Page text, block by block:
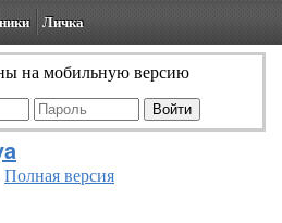
Личка
на мобильную версию
Полная версия